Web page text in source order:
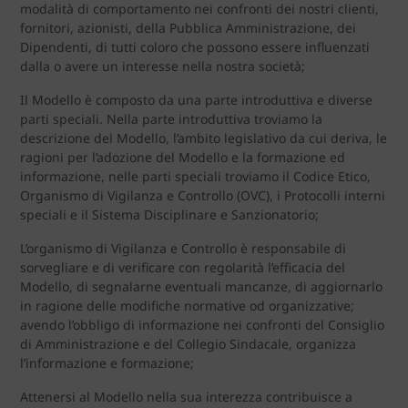
modalità di comportamento nei confronti dei nostri clienti,
fornitori, azionisti, della Pubblica Amministrazione, dei
Dipendenti, di tutti coloro che possono essere influenzati
dalla o avere un interesse nella nostra società;
Il Modello è composto da una parte introduttiva e diverse
parti speciali. Nella parte introduttiva troviamo la
descrizione del Modello, l’ambito legislativo da cui deriva, le
ragioni per l’adozione del Modello e la formazione ed
informazione, nelle parti speciali troviamo il Codice Etico,
Organismo di Vigilanza e Controllo (OVC), i Protocolli interni
speciali e il Sistema Disciplinare e Sanzionatorio;
L’organismo di Vigilanza e Controllo è responsabile di
sorvegliare e di verificare con regolarità l’efficacia del
Modello, di segnalarne eventuali mancanze, di aggiornarlo
in ragione delle modifiche normative od organizzative;
avendo l’obbligo di informazione nei confronti del Consiglio
di Amministrazione e del Collegio Sindacale, organizza
l’informazione e formazione;
Attenersi al Modello nella sua interezza contribuisce a